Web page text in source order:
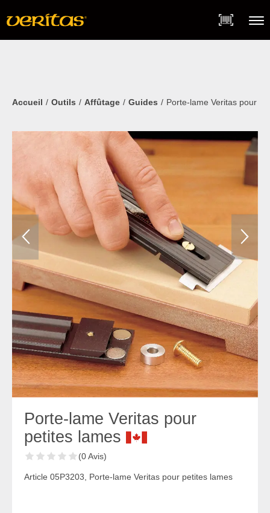
content
Accueil Outils Affûtage Guides Porte-lame Veritas pour
Porte-lame Veritas pour
petites lames
(0 Avis)
Article 05P3203, Porte-lame Veritas pour petites lames